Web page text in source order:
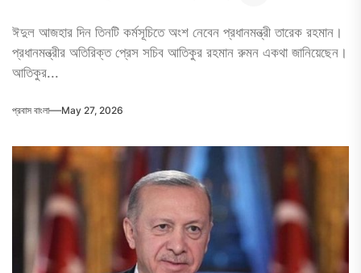
ঈদুল আজহার দিন তিনটি কর্মসূচিতে অংশ নেবেন প্রধানমন্ত্রী তারেক রহমান।
প্রধানমন্ত্রীর অতিরিক্ত প্রেস সচিব আতিকুর রহমান রুমন একথা জানিয়েছেন।
আতিকুর...
প্রবাস বাংলা May 27, 2026